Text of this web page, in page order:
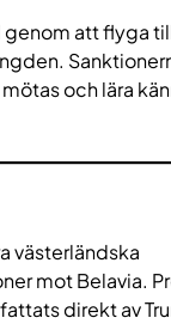
att flyga
och lära
västerländska
mot Belavia.
direkt av